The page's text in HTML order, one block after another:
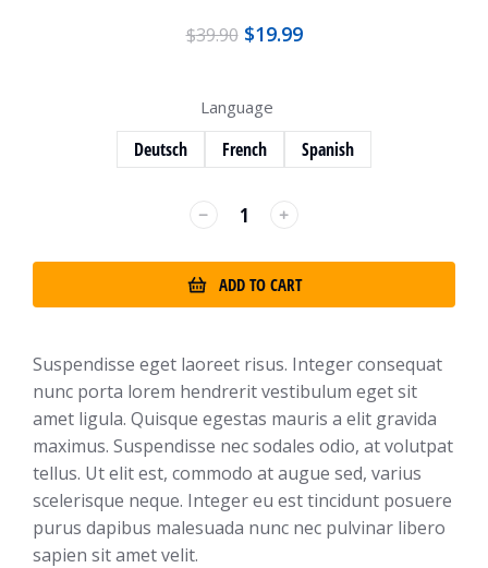
$39.90 $19.99
Language
Deutsch French Spanish
ADD TO CART
Suspendisse eget laoreet risus. Integer consequat
nunc porta lorem hendrerit vestibulum eget sit
amet ligula. Quisque egestas mauris a elit gravida
maximus. Suspendisse nec sodales odio, at volutpat
tellus. Ut elit est, commodo at augue sed, varius
scelerisque neque. Integer eu est tincidunt posuere
purus dapibus malesuada nunc nec pulvinar libero
sapien sit amet velit.